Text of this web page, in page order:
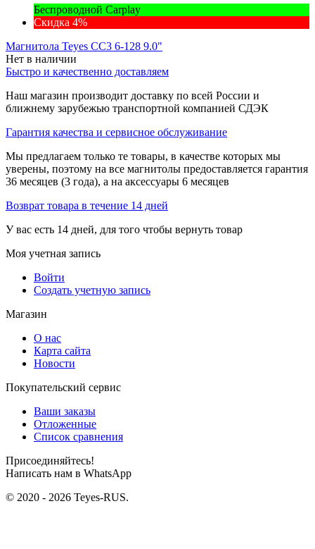
Беспроводной Carplay
Скидка 4%
Магнитола Teyes CC3 6-128 9.0"
Нет в наличии
Быстро и качественно доставляем
Наш магазин производит доставку по всей России и
ближнему зарубежью транспортной компанией СДЭК
Гарантия качества и сервисное обслуживание
Мы предлагаем только те товары, в качестве которых мы
уверены, поэтому на все магнитолы предоставляется гарантия
36 месяцев (3 года), а на аксессуары 6 месяцев
Возврат товара в течение 14 дней
У вас есть 14 дней, для того чтобы вернуть товар
Моя учетная запись
Войти
Создать учетную запись
Магазин
О нас
Карта сайта
Новости
Покупательский сервис
Ваши заказы
Отложенные
Список сравнения
Присоединяйтесь!
Написать нам в WhatsApp
© 2020 - 2026 Teyes-RUS.